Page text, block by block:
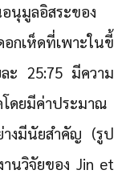
อนุมูลอิสระของ
กเห็ดที่เพาะในขี้
ละ 25:75 มีความ
โดยมีค่าประมาณ
างมีนัยสำคัญ (รูป
นวิจัยของ Jin et